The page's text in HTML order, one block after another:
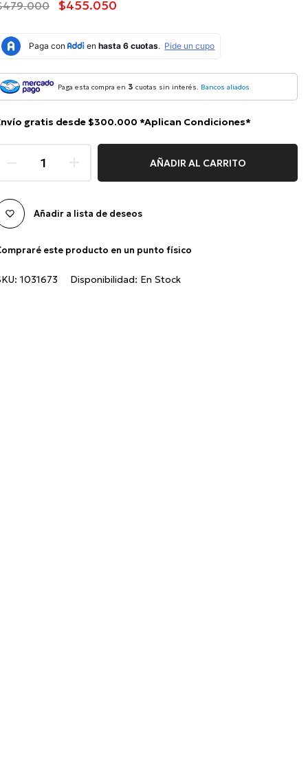
$455.050
Paga esta compra en 3 cuotas sin interés. Bancos aliados
gratis desde $300.000 *Aplican Condiciones*
AÑADIR AL CARRITO
Añadir a lista de deseos
este producto en un punto físico
1031673 Disponibilidad: En Stock